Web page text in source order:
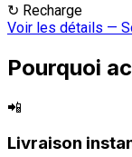
↻ Recharge
Voir les détails —
Pourquoi
📲
Livraison